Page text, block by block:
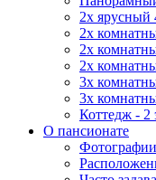
2х ярусный
2х
2х
2х
3х
3х
Коттедж - 2
О пансионате
Фотографии